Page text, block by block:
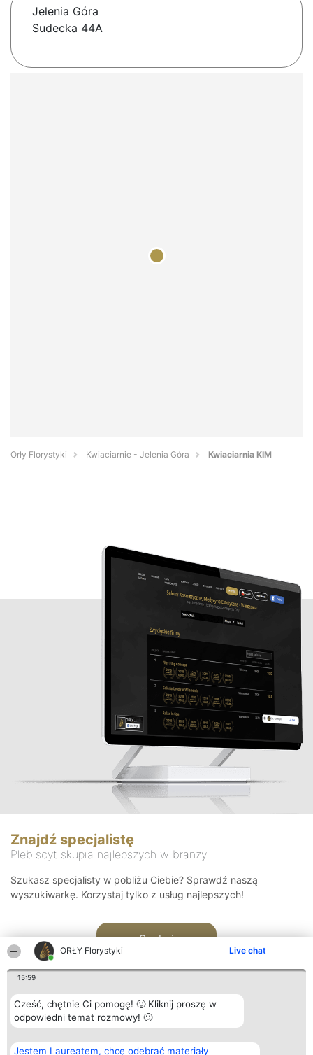
ORŁY Florystyki Live chat
15:59
Cześć, chętnie Ci pomogę! 🙂 Kliknij proszę w
odpowiedni temat rozmowy! 🙂
Jestem Laureatem, chcę odebrać materiały
Jelenia Góra
Sudecka 44A
Orły Florystyki Kwiaciarnie - Jelenia Góra Kwiaciarnia KIM
Znajdź specjalistę
Plebiscyt skupia najlepszych w branży
Szukasz specjalisty w pobliżu Ciebie? Sprawdź naszą
wyszukiwarkę. Korzystaj tylko z usług najlepszych!
Szukaj
Organizator plebiscytu
Bright Side Solutions sp. z o.
Plebiscyt
Laureaci
Kontakt
Kontakt